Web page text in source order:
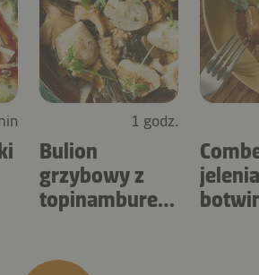
1 godz.
Bulion
grzybowy z
topinamburem